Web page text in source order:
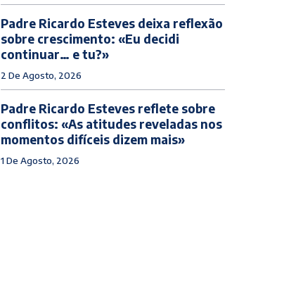
Padre Ricardo Esteves deixa reflexão
sobre crescimento: «Eu decidi
continuar… e tu?»
2 De Agosto, 2026
Padre Ricardo Esteves reflete sobre
conflitos: «As atitudes reveladas nos
momentos difíceis dizem mais»
1 De Agosto, 2026